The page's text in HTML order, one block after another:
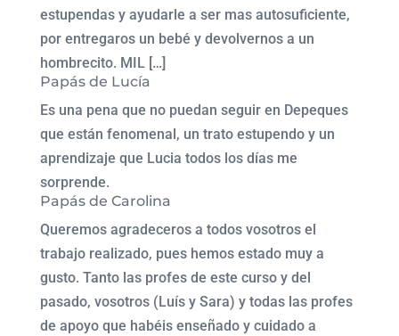
estupendas y ayudarle a ser mas autosuficiente,
por entregaros un bebé y devolvernos a un
hombrecito. MIL […]
Papás de Lucía
Es una pena que no puedan seguir en Depeques
que están fenomenal, un trato estupendo y un
aprendizaje que Lucia todos los días me
sorprende.
Papás de Carolina
Queremos agradeceros a todos vosotros el
trabajo realizado, pues hemos estado muy a
gusto. Tanto las profes de este curso y del
pasado, vosotros (Luís y Sara) y todas las profes
de apoyo que habéis enseñado y cuidado a